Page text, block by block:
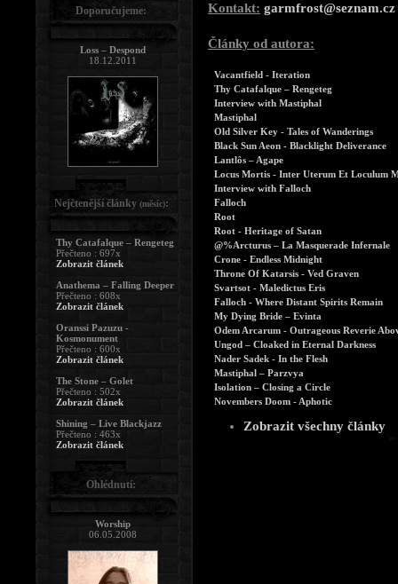
Kontakt: garmfrost@seznam.cz
Články od autora:
Vacantfield - Iteration
Thy Catafalque – Rengeteg
Interview with Mastiphal
Mastiphal
Old Silver Key - Tales of Wanderings
Black Sun Aeon - Blacklight Deliverance
Lantlôs – Agape
Locus Mortis - Inter Uterum Et Loculum
Interview with Falloch
Falloch
Root
Root - Heritage of Satan
@%Arcturus – La Masquerade Infernale
Crone - Endless Midnight
Throne Of Katarsis - Ved Graven
Svartsot - Maledictus Eris
Falloch - Where Distant Spirits Remain
My Dying Bride – Evinta
Odem Arcarum - Outrageous Reverie
Ungod – Cloaked in Eternal Darkness
Nader Sadek - In the Flesh
Mastiphal – Parzvya
Isolation – Closing a Circle
Novembers Doom - Aphotic
Zobrazit všechny články
Doporučujeme:
Loss – Despond
18.12.2011
Nejčtenější články (měsíc):
Thy Catafalque – Rengeteg
Přečteno : 697x
Zobrazit článek
Anathema – Falling Deeper
Přečteno : 608x
Zobrazit článek
Oranssi Pazuzu -
Kosmonument
Přečteno : 600x
Zobrazit článek
The Stone – Golet
Přečteno : 502x
Zobrazit článek
Shining – Live Blackjazz
Přečteno : 463x
Zobrazit článek
Ohlédnutí:
Worship
06.05.2008